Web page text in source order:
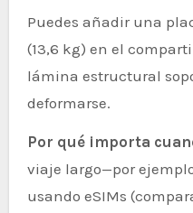
Puedes añadir una
(13,6 kg) en el
lámina estructural
deformarse.
Por qué importa
viaje largo—por
usando eSIMs